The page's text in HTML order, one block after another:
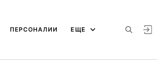
ПЕРСОНАЛИИ ЕЩЕ